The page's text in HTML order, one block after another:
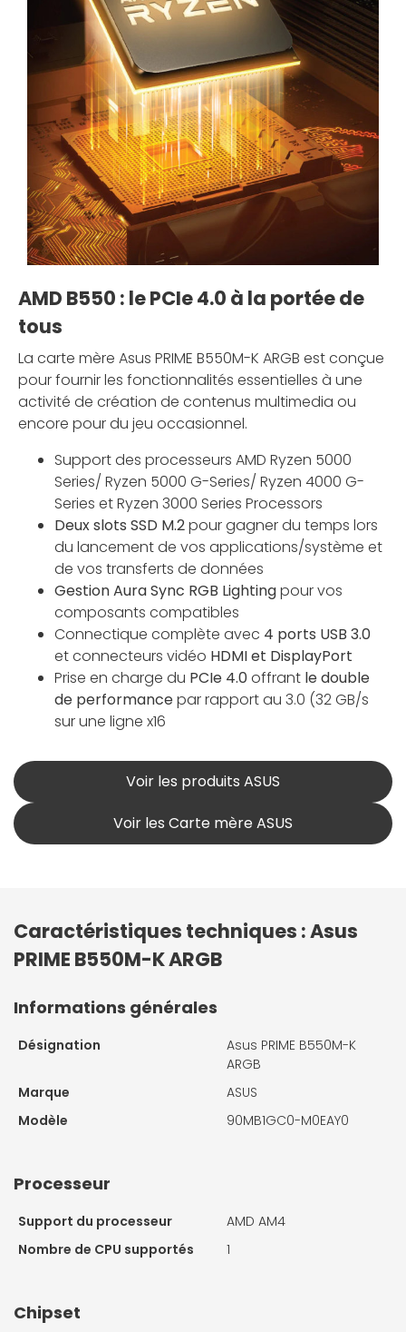
AMD B550 : le PCIe 4.0 à la portée de
tous
La carte mère Asus PRIME B550M-K ARGB est conçue
pour fournir les fonctionnalités essentielles à une
activité de création de contenus multimedia ou
encore pour du jeu occasionnel.
Support des processeurs AMD Ryzen 5000
Series/ Ryzen 5000 G-Series/ Ryzen 4000 G-
Series et Ryzen 3000 Series Processors
Deux slots SSD M.2pour gagner du temps lors
du lancement de vos applications/système et
de vos transferts de données
Gestion Aura Sync RGB Lightingpour vos
composants compatibles
Connectique complète avec 4 ports USB 3.0
et connecteurs vidéo HDMI et DisplayPort
Prise en charge du PCIe 4.0offrant le double
de performancepar rapport au 3.0 (32 GB/s
sur une ligne x16
Voir les produits ASUS
Voir les Carte mère ASUS
Caractéristiques techniques : Asus
PRIME B550M-K ARGB
Informations générales
Désignation
Asus PRIME B550M-K
ARGB
Marque
ASUS
Modèle
90MB1GC0-M0EAY0
Processeur
Support du processeur
AMD AM4
Nombre de CPU supportés
1
Chipset